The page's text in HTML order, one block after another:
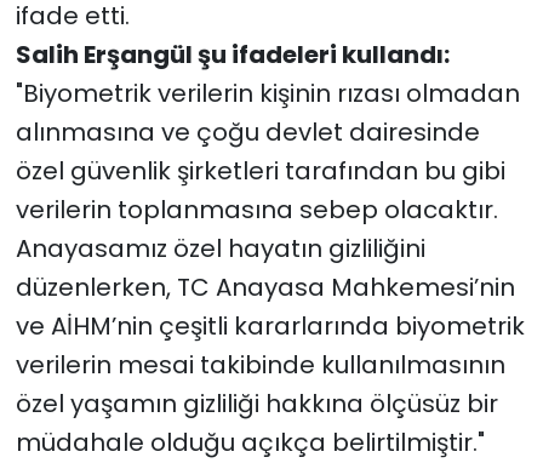
ifade etti.
Salih Erşangül şu ifadeleri kullandı:
"Biyometrik verilerin kişinin rızası olmadan
alınmasına ve çoğu devlet dairesinde
özel güvenlik şirketleri tarafından bu gibi
verilerin toplanmasına sebep olacaktır.
Anayasamız özel hayatın gizliliğini
düzenlerken, TC Anayasa Mahkemesi’nin
ve AİHM’nin çeşitli kararlarında biyometrik
verilerin mesai takibinde kullanılmasının
özel yaşamın gizliliği hakkına ölçüsüz bir
müdahale olduğu açıkça belirtilmiştir."